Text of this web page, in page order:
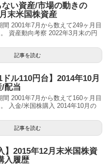
ない資産/市場の動きの
末米国株資産
2001年7月から数えて249ヶ月目
。 資産動向考察 2022年3月末の円
記事を読む
ドル110円台】2014年10月
配当
2001年7月から数えて160ヶ月目
。 入金/米国株購入 2014年10月の
記事を読む
】2015年12月末米国株資
入履歴